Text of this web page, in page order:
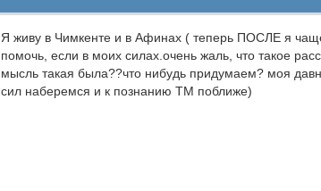
Я живу в Чимкенте и в Афинах ( теперь ПОСЛЕ я
помочь, если в моих силах.очень жаль, что такое
мысль такая была??что нибудь придумаем? моя
сил наберемся и к познанию ТМ поближе)